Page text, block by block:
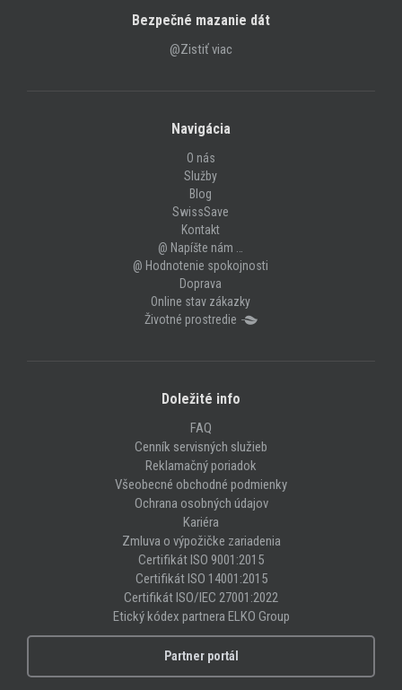
Bezpečné mazanie dát
@Zistiť viac
Navigácia
O nás
Služby
Blog
SwissSave
Kontakt
@ Napíšte nám …
@ Hodnotenie spokojnosti
Doprava
Online stav zákazky
Životné prostredie
Doležité info
FAQ
Cenník servisných služieb
Reklamačný poriadok
Všeobecné obchodné podmienky
Ochrana osobných údajov
Kariéra
Zmluva o výpožičke zariadenia
Certifikát ISO 9001:2015
Certifikát ISO 14001:2015
Certifikát ISO/IEC 27001:2022
Etický kódex partnera ELKO Group
Partner portál